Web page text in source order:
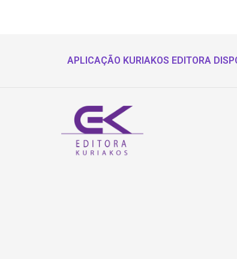
APLICAÇÃO KURIAKOS EDITORA